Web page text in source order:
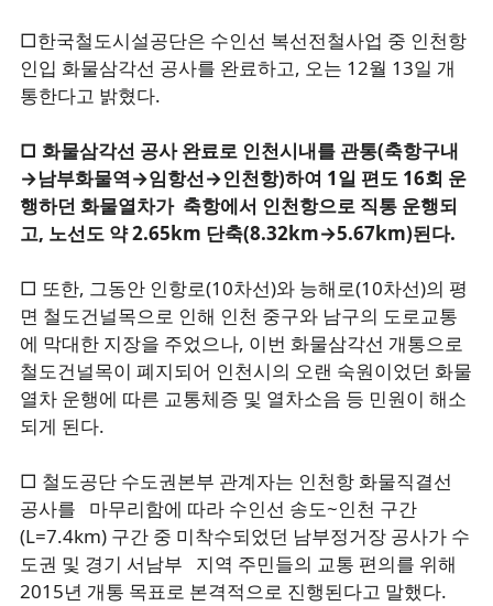
□한국철도시설공단은 수인선 복선전철사업 중 인천항
인입 화물삼각선 공사를 완료하고, 오는 12월 13일 개
통한다고 밝혔다.
□ 화물삼각선 공사 완료로 인천시내를 관통(축항구내
→남부화물역→임항선→인천항)하여 1일 편도 16회 운
행하던 화물열차가 축항에서 인천항으로 직통 운행되
고, 노선도 약 2.65km 단축(8.32km→5.67km)된다.
□ 또한, 그동안 인항로(10차선)와 능해로(10차선)의 평
면 철도건널목으로 인해 인천 중구와 남구의 도로교통
에 막대한 지장을 주었으나, 이번 화물삼각선 개통으로
철도건널목이 폐지되어 인천시의 오랜 숙원이었던 화물
열차 운행에 따른 교통체증 및 열차소음 등 민원이 해소
되게 된다.
□ 철도공단 수도권본부 관계자는 인천항 화물직결선
공사를 마무리함에 따라 수인선 송도~인천 구간
(L=7.4km) 구간 중 미착수되었던 남부정거장 공사가 수
도권 및 경기 서남부 지역 주민들의 교통 편의를 위해
2015년 개통 목표로 본격적으로 진행된다고 말했다.